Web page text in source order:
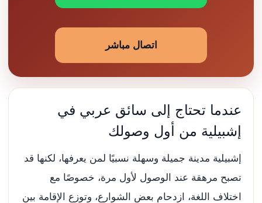
اتصال مباشر
عندما تحتاج إلى سائق عربي في
إشبيلية من أول وصولك
إشبيلية مدينة جميلة وسهلة نسبيًا لمن يعرفها، لكنها قد
تصبح مرهقة عند الوصول لأول مرة، خصوصًا مع
اختلاف اللغة، ازدحام بعض الشوارع، وتوزع الإقامة بين